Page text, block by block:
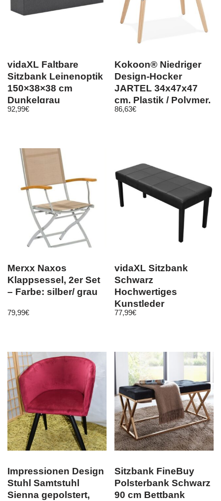
vidaXL Faltbare
Sitzbank Leinenoptik
150×38×38 cm
Dunkelgrau
92,99€
Kokoon® Niedriger
Design-Hocker
JARTEL 34x47x47
cm, Plastik / Polymer,
Schwarz, 5
86,63€
Merxx Naxos
Klappsessel, 2er Set
– Farbe: silber/ grau
79,99€
vidaXL Sitzbank
Schwarz
Hochwertiges
Kunstleder
77,99€
Impressionen Design
Stuhl Samtstuhl
Sienna gepolstert,
Sitzbank FineBuy
Polsterbank Schwarz
90 cm Bettbank